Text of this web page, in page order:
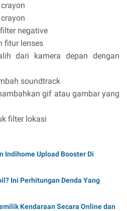
negative
fitur lenses
dari kamera depan dengan
soundtrack
gif atau gambar yang
filter lokasi
Indihome Upload Booster Di
Ini Perhitungan Denda Yang
Kendaraan Secara Online dan